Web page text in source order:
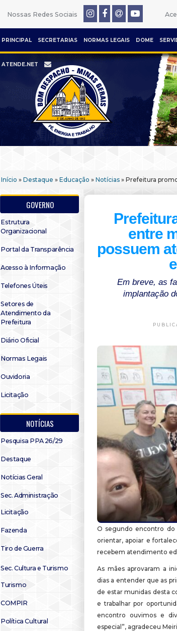
Nossas Redes Sociais
PRINCIPAL SECRETARIAS NORMAS LEGAIS DOME
ATENDE.NET
Início » Destaque » Educação » Notícias » Prefeitura
GOVERNO
Estrutura
Organizacional
Portal da Transparência
Acesso à Informação
Telefones Úteis
Setores de
Atendimento da
Prefeitura
Diário Oficial
Normas Legais
Ouvidoria
Licitação
NOTÍCIAS
Pesquisa PPA 26/29
Destaque
Notícias Geral
Sec. Administração
Licitação
Fazenda
Tiro de Guerra
Sec. Cultura e Turismo
Turismo
COMPIR
Política Cultural
entre
possuem
Em breve, as
implantação
O segundo encontro do
orientar, apoiar e
recebem atendimento
As mães aprovaram a
dias a entender que as
de estar munidas desta
e trabalhar por
encontro ouvimos e
especial”, agradeceu